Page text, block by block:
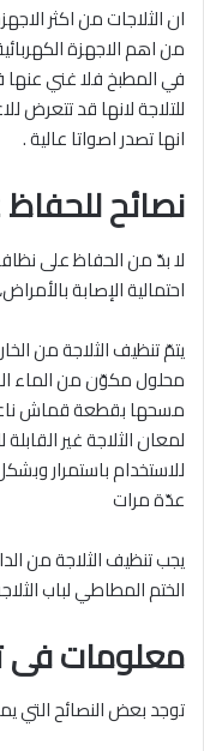
ان الثلاجات من اكثر
من اهم الاجهزة
في المطبخ فلا غني عنها
للتلاجة لانها قد تتعرض
انها تصدر اصواتا عالية .
نصائح
لا بدّ من الحفاظ على
احتمالية الإصابة
يتمّ تنظيف الثلاجة من
محلول مكوّن من الماء
مسحها بقطعة قماش
لمعان الثلاجة غير
للاستخدام باستمرار
عدّة مرات
يجب تنظيف الثلاجة من
الختم المطاطي لباب
معلومات فى
توجد بعض النصائح التي